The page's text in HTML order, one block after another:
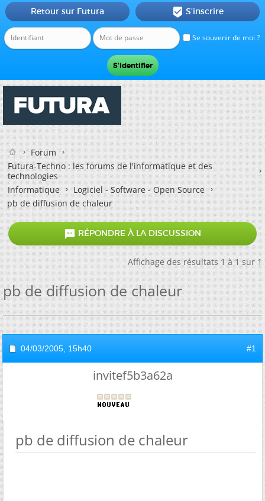
Se souvenir de moi ?
Retour sur Futura  S'inscrire
Forum
Futura-Techno : les forums de l'informatique et des
technologies
Informatique
Logiciel - Software - Open Source
pb de diffusion de chaleur
 RÉPONDRE À LA DISCUSSION
Affichage des résultats 1 à 1 sur 1
pb de diffusion de chaleur
04/03/2005, 15h40 #1
invitef5b3a62a
pb de diffusion de chaleur